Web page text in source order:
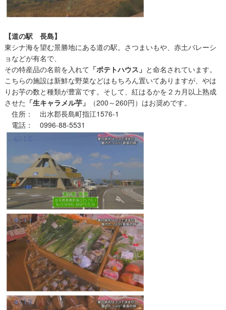
【道の駅 長島】
東シナ海を望む景勝地にある道の駅。さつまいもや、赤土バレーシ
ョなどが有名で、
その特産品の名前を入れて 「ポテトハウス」 と命名されています。
こちらの施設は新鮮な野菜などはもちろん置いてありますが、やは
りお芋の数と種類が豊富です。そして、紅はるかを２カ月以上熟成
させた 「生キャラメル芋」
（200～260円）はお奨めです。
住所： 出水郡長島町指江1576-1
電話： 0996-88-5531